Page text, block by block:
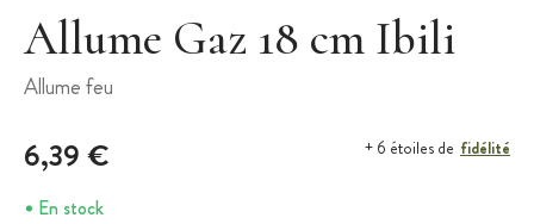
Allume Gaz 18 cm Ibili
Allume feu
6,39 € + 6 étoiles de fidélité
En stock